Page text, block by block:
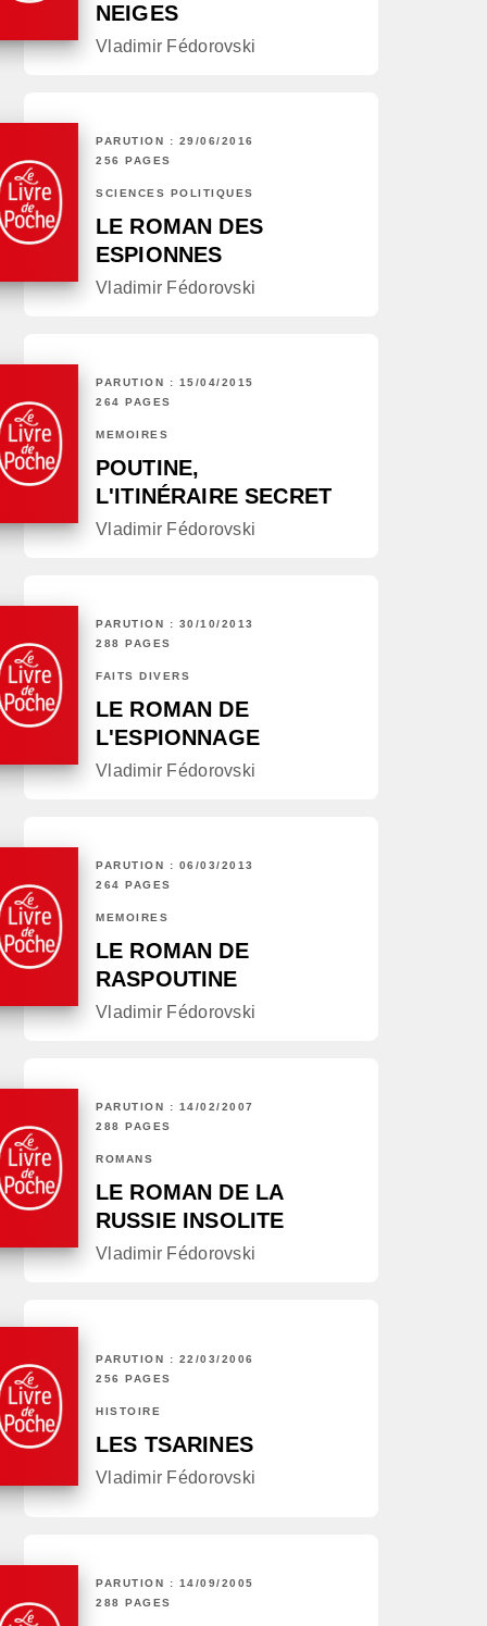
NEIGES
Vladimir Fédorovski
PARUTION : 29/06/2016
256 PAGES
SCIENCES POLITIQUES
LE ROMAN DES
ESPIONNES
Vladimir Fédorovski
PARUTION : 15/04/2015
264 PAGES
MÉMOIRES
POUTINE,
L'ITINÉRAIRE SECRET
Vladimir Fédorovski
PARUTION : 30/10/2013
288 PAGES
FAITS DIVERS
LE ROMAN DE
L'ESPIONNAGE
Vladimir Fédorovski
PARUTION : 06/03/2013
264 PAGES
MÉMOIRES
LE ROMAN DE
RASPOUTINE
Vladimir Fédorovski
PARUTION : 14/02/2007
288 PAGES
ROMANS
LE ROMAN DE LA
RUSSIE INSOLITE
Vladimir Fédorovski
PARUTION : 22/03/2006
256 PAGES
HISTOIRE
LES TSARINES
Vladimir Fédorovski
PARUTION : 14/09/2005
288 PAGES